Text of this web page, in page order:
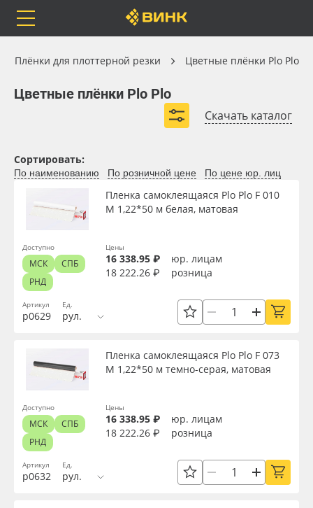
Orafol
Бренды
Доставка
Оплата
Сервис
Контакты
Блог
Рулонные материалы
Самоклеящиеся плёнки
Листовые материалы
Чернила
Клей, скотчи и крепёж
Мобильные конструкции и POS-материалы
Сублимация и термотрансфер
Светотехника
Плёнки для плоттерной резки Цветные плёнки Plo Plo
Цветные плёнки Plo Plo
Скачать каталог
Плёнки для плоттерной резки
Цветные плёнки Plo Plo
Толщина, мкм
Материал
Цвет
Клей
Сортировать:
По наименованию По розничной цене По цене юр. лиц
Артикул
р0629
Пленка самоклеящаяся Plo Plo F 010
M 1,22*50 м белая, матовая
Ед.
рул.
Цены
16 338.95 ₽
юр. лицам
18 222.26 ₽
розница
Доступно
МСК
СПБ
РНД
Артикул
р0632
Пленка самоклеящаяся Plo Plo F 073
M 1,22*50 м темно-серая, матовая
Ед.
рул.
Цены
16 338.95 ₽
юр. лицам
18 222.26 ₽
розница
Доступно
МСК
СПБ
РНД